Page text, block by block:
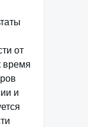
от
время
и